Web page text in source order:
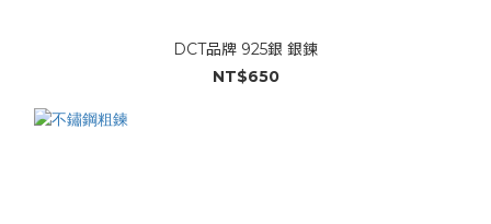
DCT品牌 925銀 銀鍊
NT$650